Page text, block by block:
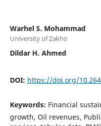
Warhel S. Mohammad
University of Zakho
Dildar H. Ahmed
DOI: https://doi.org/
Keywords: Financial
growth, Oil revenues,